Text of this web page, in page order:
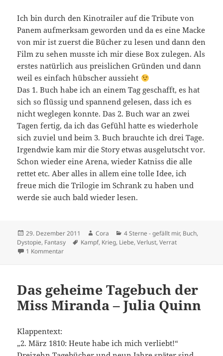
Ich bin durch den Kinotrailer auf die Tribute von
Panem aufmerksam geworden und da es eine Macke
von mir ist zuerst die Bücher zu lesen und dann den
Film zu sehen musste ich mir diese Box zulegen. Als
erstes natürlich aus preislichen Gründen und dann
weil es einfach hübscher aussieht
Das 1. Buch habe ich an einem Tag geschafft, es hat
sich so flüssig und spannend gelesen, dass ich es
nicht weglegen konnte. Das 2. Buch war an zwei
Tagen fertig, da ich das Gefühl hatte es wiederhole
sich zuviel und beim 3. Buch brauchte ich drei Tage.
Irgendwie kam mir die Story etwas ausgelutscht vor.
Schon wieder eine Arena, wieder Katniss die alle
rettet etc. Aber alles in allem eine tolle Idee, ich
freue mich die Trilogie im Schrank zu haben und
werde sie auch bald wieder lesen.
Veröffentlicht
am
29. Dezember 2011 Autor
Cora Kategorien
4 Sterne - gefällt mir, Buch,
Dystopie, Fantasy Schlagwörter
Kampf, Krieg, Liebe,Verlust,Verrat
1 Kommentarzu Die Tribute von Panem – Suzanne Collins
Das geheime Tagebuch der
Miss Miranda – Julia Quinn
Klappentext:
„2. März 1810: Heute habe ich mich verliebt!“